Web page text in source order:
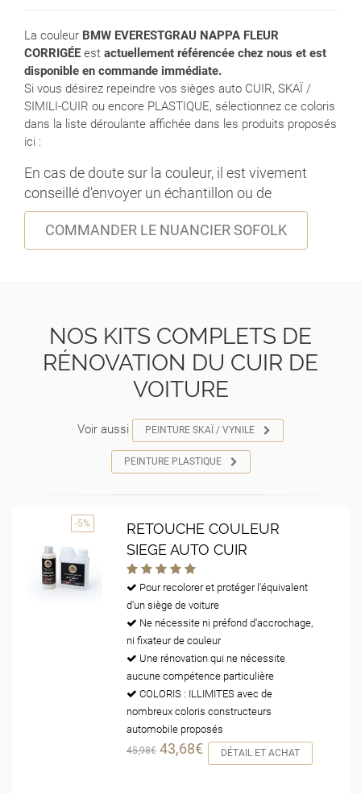
La couleur BMW EVERESTGRAU NAPPA FLEUR
CORRIGÉE est actuellement référencée chez nous et est
disponible en commande immédiate.
Si vous désirez repeindre vos sièges auto CUIR, SKAÏ /
SIMILI-CUIR ou encore PLASTIQUE, sélectionnez ce coloris
dans la liste déroulante affichée dans les produits proposés
ici :
En cas de doute sur la couleur, il est vivement
conseillé d'envoyer un échantillon ou de
COMMANDER LE NUANCIER SOFOLK
NOS KITS COMPLETS DE
RÉNOVATION DU CUIR DE
VOITURE
Voir aussi PEINTURE SKAÏ / VYNILE
PEINTURE PLASTIQUE
-5%
RETOUCHE COULEUR
SIEGE AUTO CUIR
Pour recolorer et protéger l'équivalent
d'un siège de voiture
Ne nécessite ni préfond d'accrochage,
ni fixateur de couleur
Une rénovation qui ne nécessite
aucune compétence particulière
COLORIS : ILLIMITES avec de
nombreux coloris constructeurs
automobile proposés
45,98€ 43,68€ DÉTAIL ET ACHAT